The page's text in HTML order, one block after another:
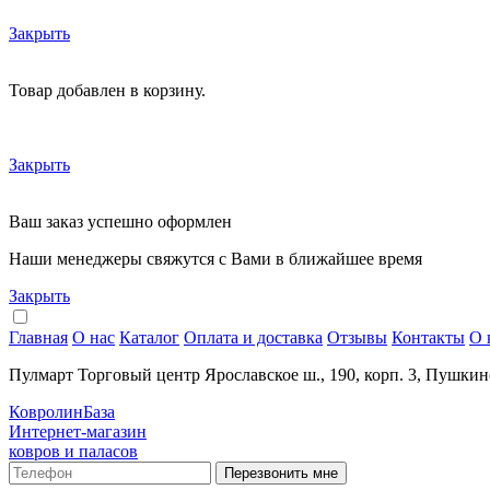
Закрыть
Товар добавлен в корзину.
Закрыть
Ваш заказ успешно оформлен
Наши менеджеры свяжутся с Вами в ближайшее время
Закрыть
Главная О нас Каталог Оплата и доставка Отзывы Контакты О
Пулмарт Торговый центр Ярославское ш., 190, корп. 3,
КовролинБаза
Интернет-магазин
ковров и паласов